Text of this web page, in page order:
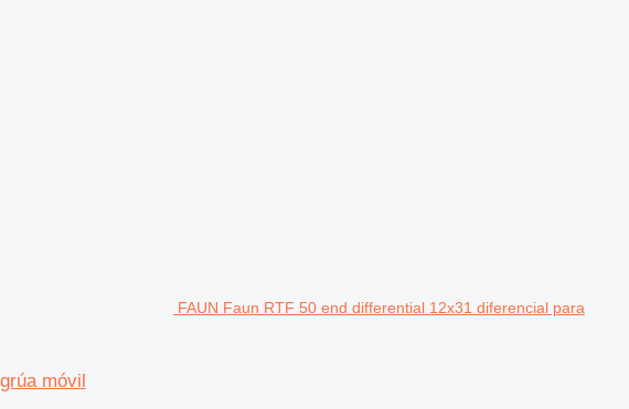
FAUN Faun RTF 50 end differential 12x31 diferencial para
móvil